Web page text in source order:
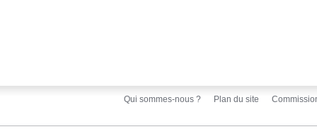
Qui sommes-nous ? Plan du site